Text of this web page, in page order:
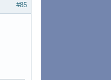
#85